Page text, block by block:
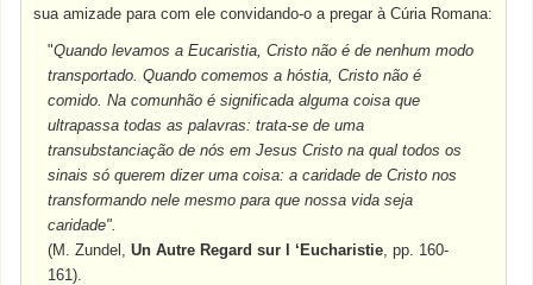
sua amizade para com ele convidando-o a pregar à Cúria Romana:
"Quando levamos a Eucaristia, Cristo não é de nenhum modo
transportado. Quando comemos a hóstia, Cristo não é
comido. Na comunhão é significada alguma coisa que
ultrapassa todas as palavras: trata-se de uma
transubstanciação de nós em Jesus Cristo na qual todos os
sinais só querem dizer uma coisa: a caridade de Cristo nos
transformando nele mesmo para que nossa vida seja
caridade".
(M. Zundel,Un Autre Regard sur l ‘Eucharistie, pp. 160-
161).